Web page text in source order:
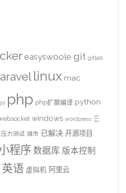
easyswoole git gitlab
linux mac
php php扩展编译 python
windows wordpress 三
压力测试 城市 已解决 开源项目
程序 数据库 版本控制
英语 虚拟机 阿里云